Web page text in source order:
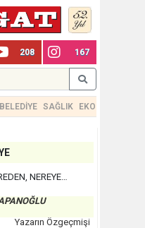
208 167
BELEDİYE SAĞLIK EKONOMİ
NEREYE…
Yazarın Özgeçmişi